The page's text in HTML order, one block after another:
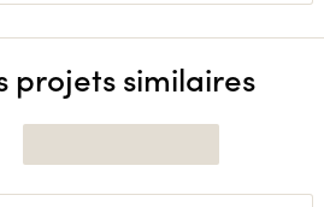
projets similaires